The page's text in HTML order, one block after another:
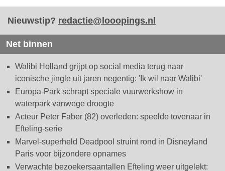
Nieuwstip? redactie@looopings.nl
Net binnen
Walibi Holland grijpt op social media terug naar
iconische jingle uit jaren negentig: 'Ik wil naar Walibi'
Europa-Park schrapt speciale vuurwerkshow in
waterpark vanwege droogte
Acteur Peter Faber (82) overleden: speelde tovenaar in
Efteling-serie
Marvel-superheld Deadpool struint rond in Disneyland
Paris voor bijzondere opnames
Verwachte bezoekersaantallen Efteling weer uitgelekt: